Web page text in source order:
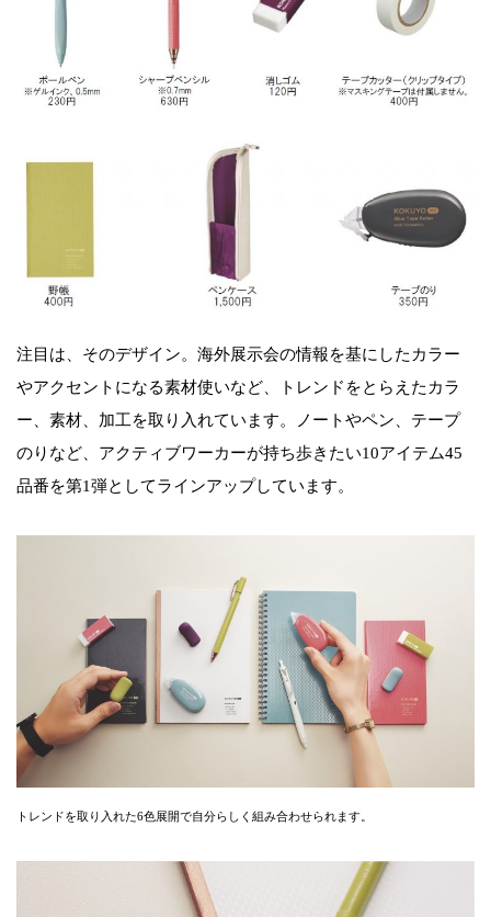
注目は、そのデザイン。海外展示会の情報を基にしたカラー
やアクセントになる素材使いなど、トレンドをとらえたカラ
ー、素材、加工を取り入れています。ノートやペン、テープ
のりなど、アクティブワーカーが持ち歩きたい10アイテム45
品番を第1弾としてラインアップしています。
トレンドを取り入れた6色展開で自分らしく組み合わせられます。